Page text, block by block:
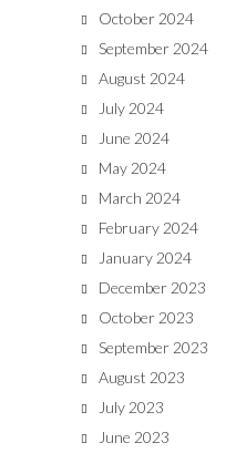
October 2024
September 2024
August 2024
July 2024
June 2024
May 2024
March 2024
February 2024
January 2024
December 2023
October 2023
September 2023
August 2023
July 2023
June 2023